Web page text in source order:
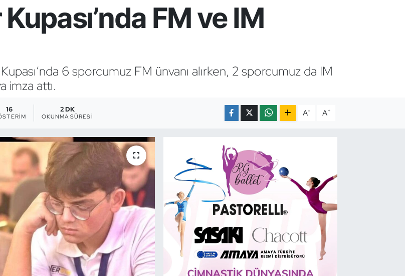
FM ve IM
6 sporcumuz FM ünvanı alırken, 2 sporcumuz da IM
imza attı.
16 2 DK
OKUNMA SÜRESI A- A+